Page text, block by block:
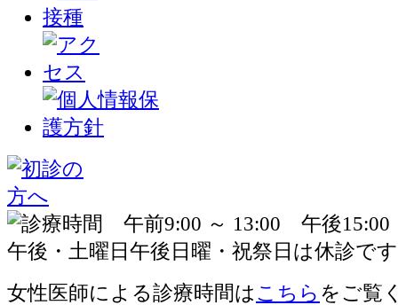
女性医師による診療時間は こちら をご覧